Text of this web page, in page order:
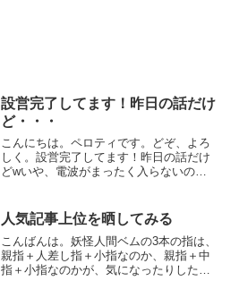
設営完了してます！昨日の話だけ
ど・・・
こんにちは。ペロティです。どぞ、よろ
しく。設営完了してます！昨日の話だけ
どwいや、電波がまったく入らないの
もビミョーだけど、SWって雨予報だった
っけ？電波が入らないと天...
人気記事上位を晒してみる
こんばんは。妖怪人間ベムの3本の指は、
親指＋人差し指＋小指なのか、親指＋中
指＋小指なのかが、気になったりしたこ